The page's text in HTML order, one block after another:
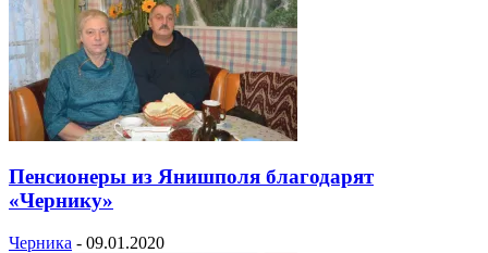
Пенсионеры из Янишполя благодарят
«Чернику»
Черника - 09.01.2020